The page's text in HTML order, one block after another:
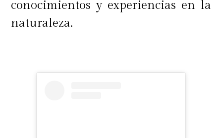
conocimientos y experiencias en la
naturaleza.